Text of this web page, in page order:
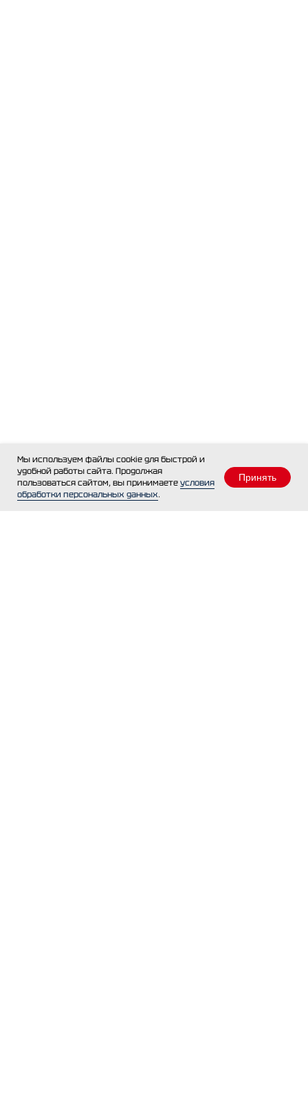
Мы используем файлы cookie для быстрой и
удобной работы сайта. Продолжая
пользоваться сайтом, вы принимаетеусловия
обработки персональных данных.
Принять